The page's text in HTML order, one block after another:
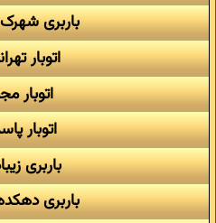
باربری
اتوبار
اتوبار
اتوبار
باربری
باربری